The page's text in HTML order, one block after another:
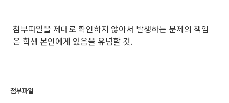
첨부파일을 제대로 확인하지 않아서 발생하는 문제의 책임
은 학생 본인에게 있음을 유념할 것.